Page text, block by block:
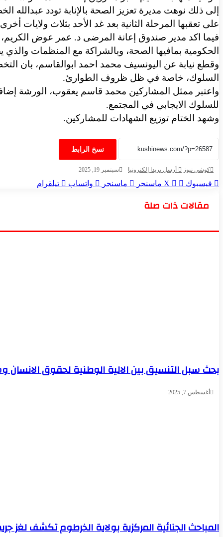
إلى ذلك نوهت مديرة تعزيز الصحة بالإنابة تودد عبدالله
على تعقبها المرحلة الثانية بعد غد الأحد بثلاث
فيما اكد مدير صندوق إعانة المرضى د. عمر عوض
الحكومية بمافيها الصحة، وبالشراكة مع المنظمات
وقطع نيابة عن اليونسيف محمد احمد ابوالقاسم، بان
السلوك، خاصة في ظل ظروف الطوارئ.
واعتبر ممثل المشاركين محمد قاسم يعقوب، الورشة إضافة
للسلوك الايجابي في المجتمع.
وشهد الختام توزيع الشهادات للمشاركين.
نسخ الرابط
كوشي نيوز أرسل بريدا إلكترونيا سبتمبر 19, 2025
فيسبوك ‫X ماسنجر ماسنجر واتساب تيلقرام
مقالات ذات صلة
بحث سبل التنسيق بين الالية الوطنية لحقوق الانسان
أغسطس 7, 2025
المباحث الجنائية المركزية بولاية الخرطوم تكشف لغز